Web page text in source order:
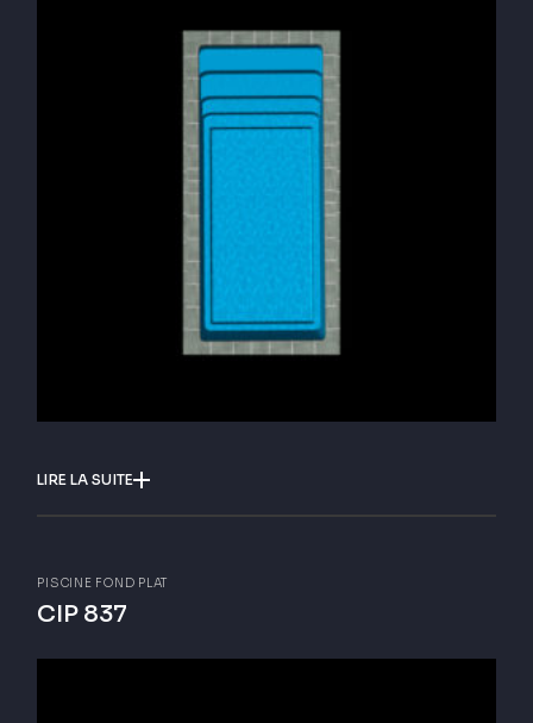
LIRE LA SUITE
PISCINE FOND PLAT
CIP 837